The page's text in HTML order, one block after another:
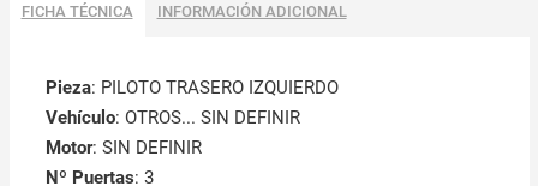
FICHA TÉCNICA INFORMACIÓN ADICIONAL
Pieza: PILOTO TRASERO IZQUIERDO
Vehículo: OTROS... SIN DEFINIR
Motor: SIN DEFINIR
Nº Puertas: 3